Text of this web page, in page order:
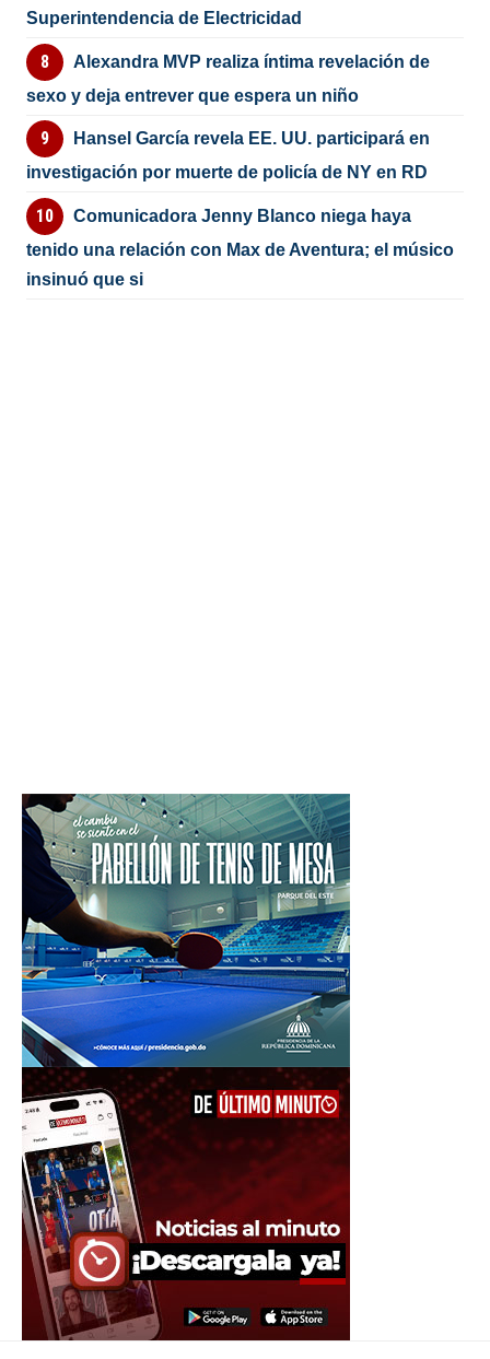
Superintendencia de Electricidad
Alexandra MVP realiza íntima revelación de
sexo y deja entrever que espera un niño
Hansel García revela EE. UU. participará en
investigación por muerte de policía de NY en RD
Comunicadora Jenny Blanco niega haya
tenido una relación con Max de Aventura; el músico
insinuó que si